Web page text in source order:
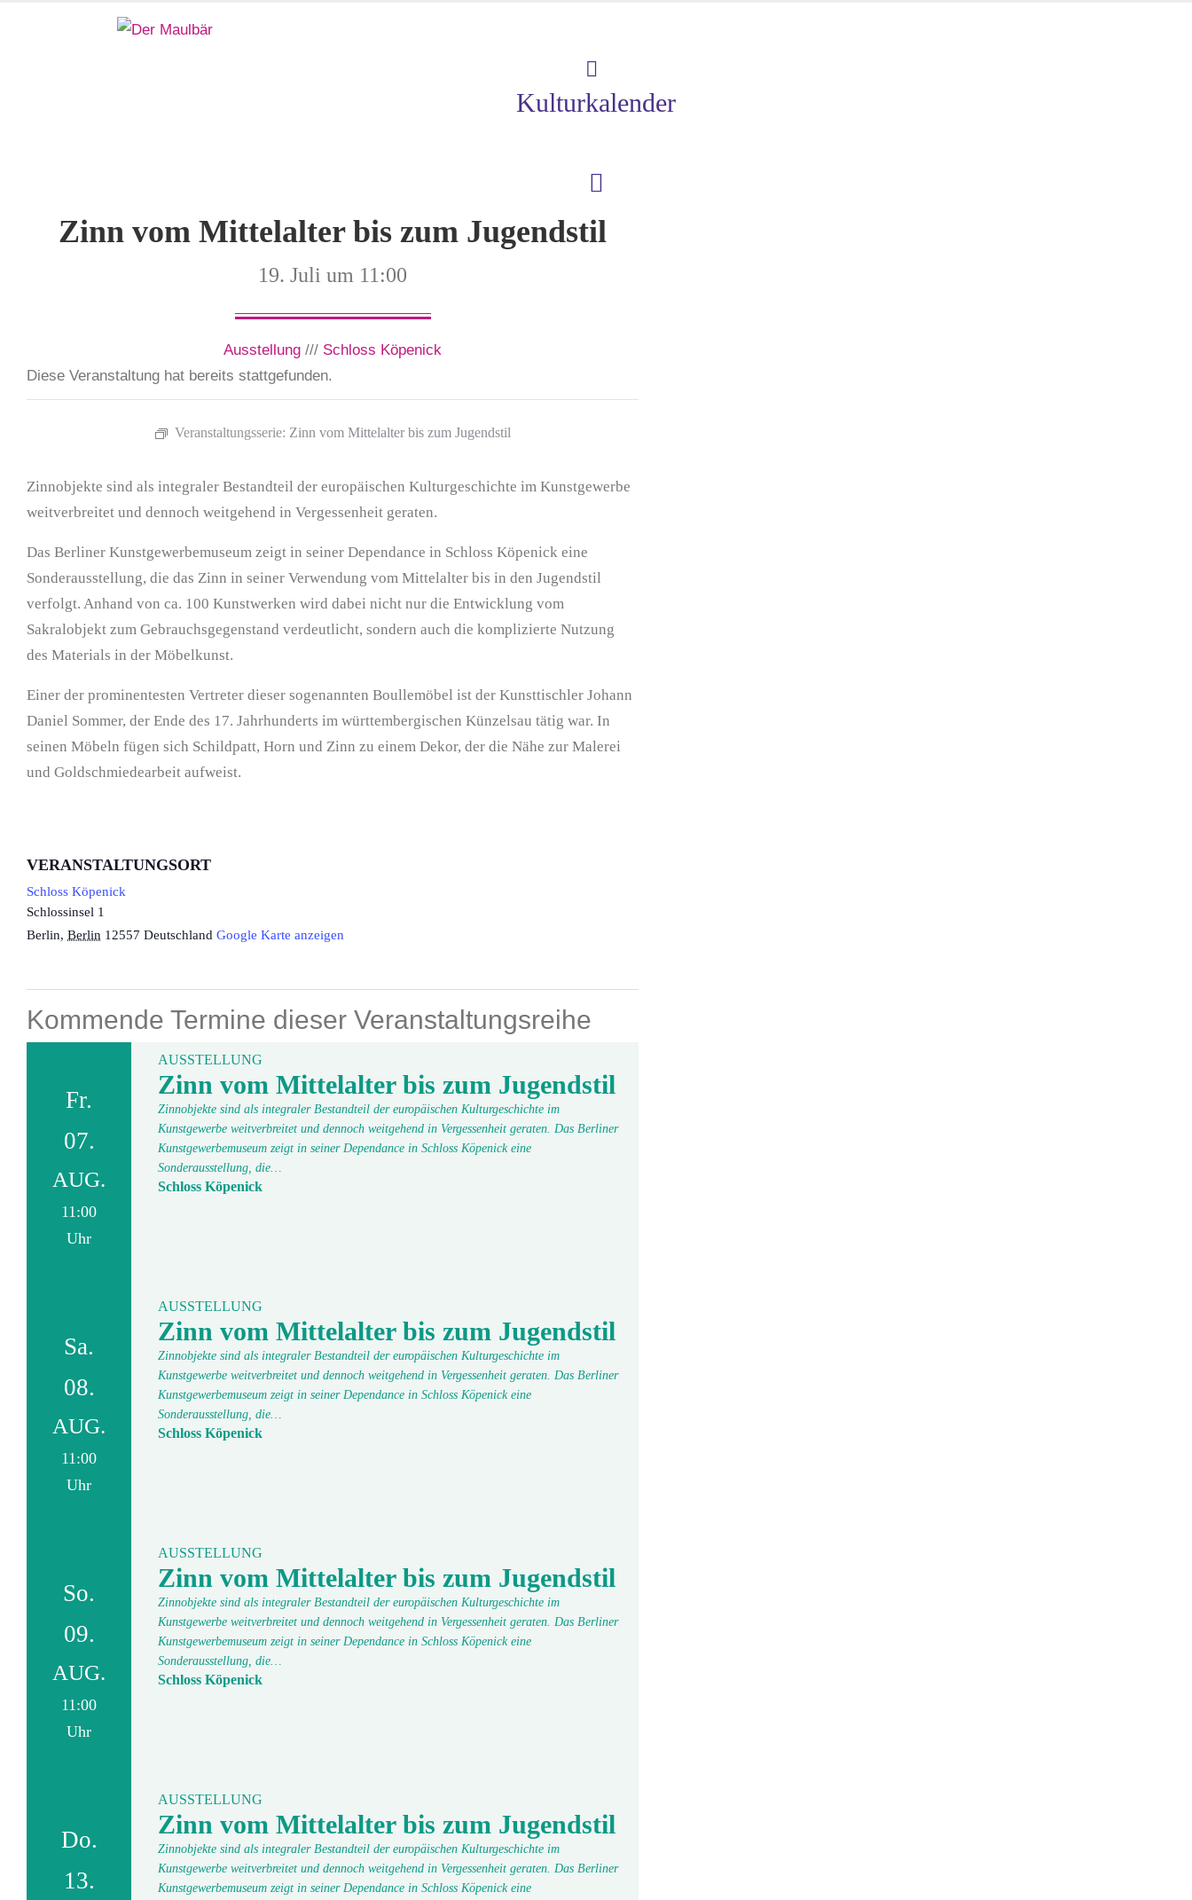
Kulturkalender
Zinn vom Mittelalter bis zum Jugendstil
19. Juli um 11:00
Ausstellung /// Schloss Köpenick
Diese Veranstaltung hat bereits stattgefunden.
Veranstaltungsserie: Zinn vom Mittelalter bis zum Jugendstil
Zinnobjekte sind als integraler Bestandteil der europäischen Kulturgeschichte im Kunstgewerbe
weitverbreitet und dennoch weitgehend in Vergessenheit geraten.
Das Berliner Kunstgewerbemuseum zeigt in seiner Dependance in Schloss Köpenick eine
Sonderausstellung, die das Zinn in seiner Verwendung vom Mittelalter bis in den Jugendstil
verfolgt. Anhand von ca. 100 Kunstwerken wird dabei nicht nur die Entwicklung vom
Sakralobjekt zum Gebrauchsgegenstand verdeutlicht, sondern auch die komplizierte Nutzung
des Materials in der Möbelkunst.
Einer der prominentesten Vertreter dieser sogenannten Boullemöbel ist der Kunsttischler Johann
Daniel Sommer, der Ende des 17. Jahrhunderts im württembergischen Künzelsau tätig war. In
seinen Möbeln fügen sich Schildpatt, Horn und Zinn zu einem Dekor, der die Nähe zur Malerei
und Goldschmiedearbeit aufweist.
VERANSTALTUNGSORT
Schloss Köpenick
Schlossinsel 1
Berlin, Berlin 12557 Deutschland Google Karte anzeigen
Kommende Termine dieser Veranstaltungsreihe
Fr.
07.
AUG.
11:00
Uhr
AUSSTELLUNG
Zinn vom Mittelalter bis zum Jugendstil
Zinnobjekte sind als integraler Bestandteil der europäischen Kulturgeschichte im
Kunstgewerbe weitverbreitet und dennoch weitgehend in Vergessenheit geraten. Das Berliner
Kunstgewerbemuseum zeigt in seiner Dependance in Schloss Köpenick eine
Sonderausstellung, die…
Schloss Köpenick
Sa.
08.
AUG.
11:00
Uhr
AUSSTELLUNG
Zinn vom Mittelalter bis zum Jugendstil
Zinnobjekte sind als integraler Bestandteil der europäischen Kulturgeschichte im
Kunstgewerbe weitverbreitet und dennoch weitgehend in Vergessenheit geraten. Das Berliner
Kunstgewerbemuseum zeigt in seiner Dependance in Schloss Köpenick eine
Sonderausstellung, die…
Schloss Köpenick
So.
09.
AUG.
11:00
Uhr
AUSSTELLUNG
Zinn vom Mittelalter bis zum Jugendstil
Zinnobjekte sind als integraler Bestandteil der europäischen Kulturgeschichte im
Kunstgewerbe weitverbreitet und dennoch weitgehend in Vergessenheit geraten. Das Berliner
Kunstgewerbemuseum zeigt in seiner Dependance in Schloss Köpenick eine
Sonderausstellung, die…
Schloss Köpenick
Do.
13.
AUSSTELLUNG
Zinn vom Mittelalter bis zum Jugendstil
Zinnobjekte sind als integraler Bestandteil der europäischen Kulturgeschichte im
Kunstgewerbe weitverbreitet und dennoch weitgehend in Vergessenheit geraten. Das Berliner
Kunstgewerbemuseum zeigt in seiner Dependance in Schloss Köpenick eine